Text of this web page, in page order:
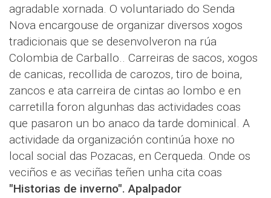
agradable xornada. O voluntariado do Senda
Nova encargouse de organizar diversos xogos
tradicionais que se desenvolveron na rúa
Colombia de Carballo.. Carreiras de sacos, xogos
de canicas, recollida de carozos, tiro de boina,
zancos e ata carreira de cintas ao lombo e en
carretilla foron algunhas das actividades coas
que pasaron un bo anaco da tarde dominical. A
actividade da organización continúa hoxe no
local social das Pozacas, en Cerqueda. Onde os
veciños e as veciñas teñen unha cita coas
"Historias de inverno". Apalpador